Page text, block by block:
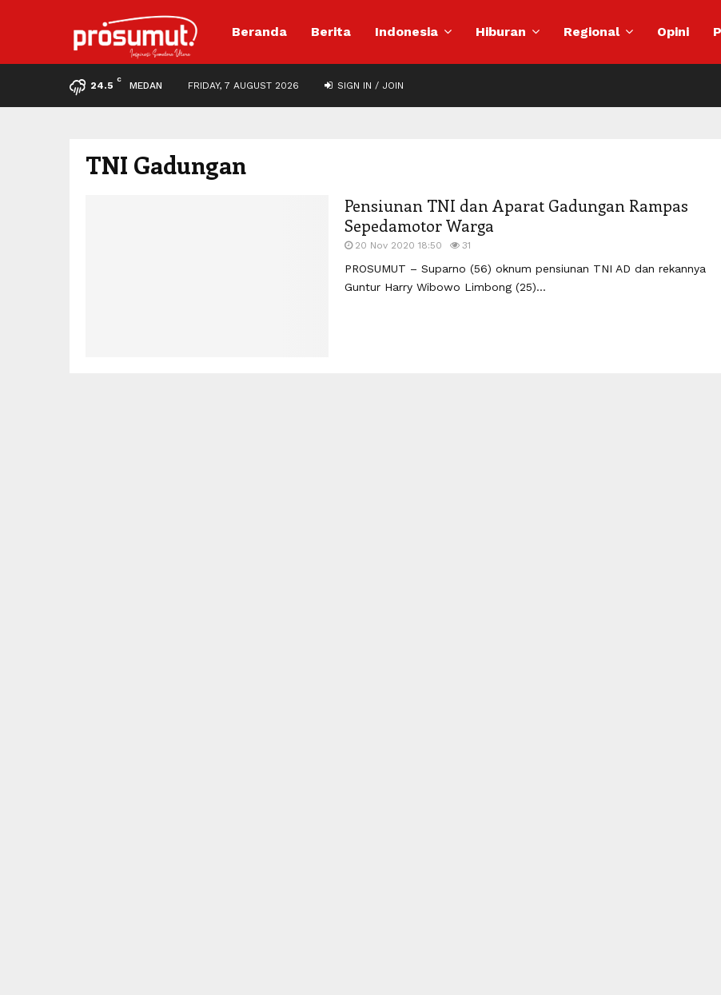
Beranda Berita Indonesia Hiburan Regional Opini
24.5
C
MEDAN FRIDAY, 7 AUGUST 2026 SIGN IN / JOIN
TNI Gadungan
Pensiunan TNI dan Aparat Gadungan Rampas
Sepedamotor Warga
20 Nov 2020 18:50 31
PROSUMUT – Suparno (56) oknum pensiunan TNI AD dan rekannya
Guntur Harry Wibowo Limbong (25)...